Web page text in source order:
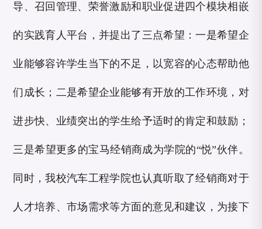
导、召回管理、荣誉激励和职业促进四个模块相嵌
的实践育人平台，并提出了三点希望：一是希望企
业能够容许学生当下的不足，以宽容的心态帮助他
们成长；二是希望企业能够有开放的工作环境，对
进步快、业绩突出的学生给予适时的肯定和鼓励；
三是希望更多的宝马经销商成为学院的“悦”伙伴。
同时，我校汽车工程学院也认真听取了经销商对于
人才培养、市场需求等方面的意见和建议，为接下